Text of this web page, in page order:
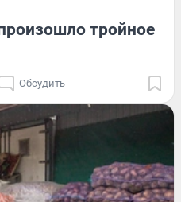
тройное
Обсудить